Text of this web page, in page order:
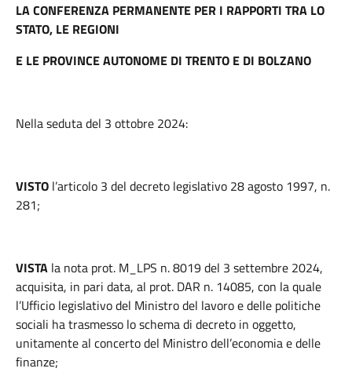
LA CONFERENZA PERMANENTE PER I RAPPORTI TRA LO
STATO, LE REGIONI
E LE PROVINCE AUTONOME DI TRENTO E DI BOLZANO
Nella seduta del 3 ottobre 2024:
VISTO l’articolo 3 del decreto legislativo 28 agosto 1997, n.
281;
VISTA la nota prot. M_LPS n. 8019 del 3 settembre 2024,
acquisita, in pari data, al prot. DAR n. 14085, con la quale
l’Ufficio legislativo del Ministro del lavoro e delle politiche
sociali ha trasmesso lo schema di decreto in oggetto,
unitamente al concerto del Ministro dell’economia e delle
finanze;